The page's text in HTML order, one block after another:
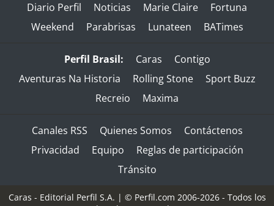
Diario Perfil Noticias Marie Claire
Fortuna
Weekend
Parabrisas Lunateen BATimes
Perfil Brasil: Caras
Contigo
Aventuras Na Historia
Rolling Stone
Sport Buzz
Recreio
Maxima
Canales RSS Quienes Somos
Contáctenos
Privacidad
Equipo
Reglas de participación
Tránsito
Caras - Editorial Perfil S.A. | © Perfil.com 2006-2026 - Todos los